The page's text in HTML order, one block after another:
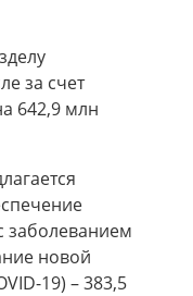
за счет
642,9 млн
новой
19) – 383,5